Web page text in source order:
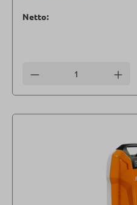
Netto:
Anzahl verringern